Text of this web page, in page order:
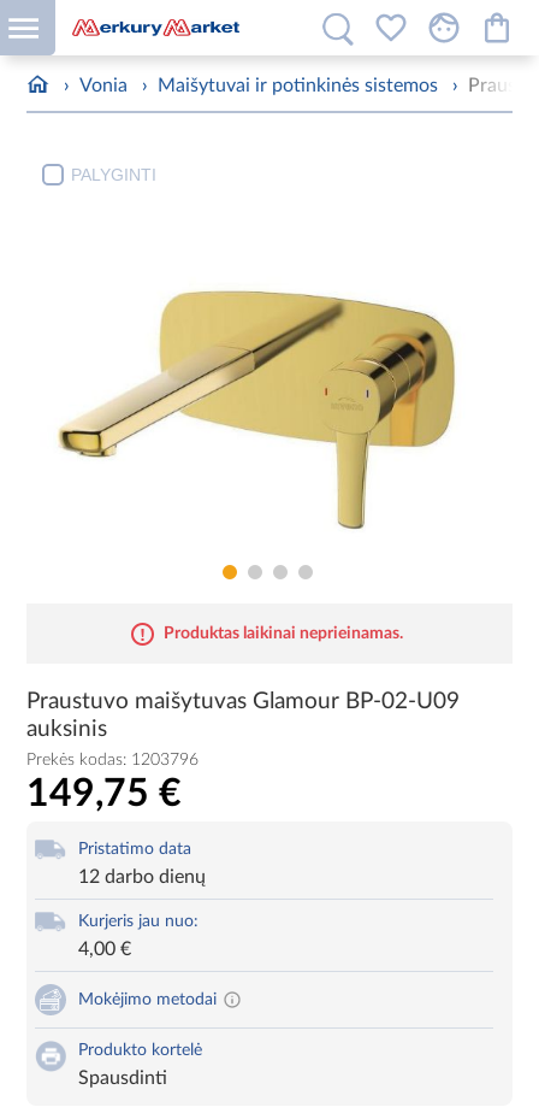
› Vonia › Maišytuvai ir potinkinės sistemos ›
PALYGINTI
Produktas laikinai neprieinamas.
Praustuvo maišytuvas Glamour BP-02-U09
auksinis
Prekės kodas: 1203796
149,75 €
Pristatimo data
12 darbo dienų
Kurjeris jau nuo:
4,00 €
Mokėjimo metodai
Produkto kortelė
Spausdinti